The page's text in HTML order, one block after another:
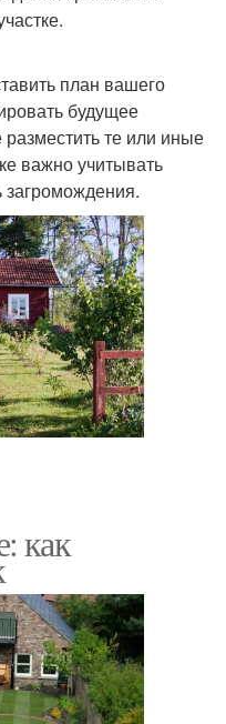
план вашего
будущее
разместить те или иные
важно учитывать
загромождения.
как